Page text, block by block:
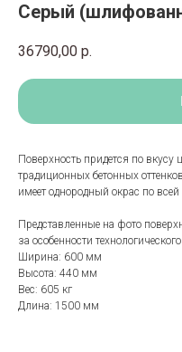
Серый
36790,00 р.
Поверхность придется по
традиционных бетонных
имеет однородный окрас по всей
Представленные на фото
за особенности
Ширина: 600 мм
Высота: 440 мм
Вес: 605 кг
Длина: 1500 мм